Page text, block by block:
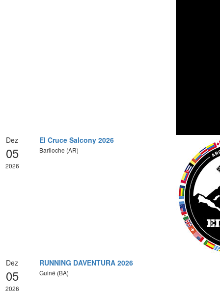
Dez
05
2026
El Cruce Salcony 2026
Bariloche (AR)
Dez
05
2026
RUNNING DAVENTURA 2026
Guiné (BA)